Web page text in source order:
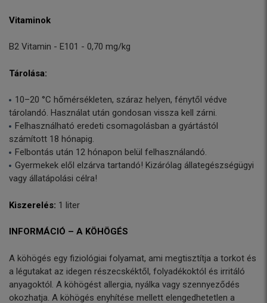
Vitaminok
B2 Vitamin - E101 - 0,70 mg/kg
Tárolása:
10–20 °C hőmérsékleten, száraz helyen, fénytől védve
tárolandó. Használat után gondosan vissza kell zárni.
Felhasználható eredeti csomagolásban a gyártástól
számított 18 hónapig.
Felbontás után 12 hónapon belül felhasználandó.
Gyermekek elől elzárva tartandó! Kizárólag állategészségügyi
vagy állatápolási célra!
Kiszerelés: 1 liter
INFORMÁCIÓ – A KÖHÖGÉS
A köhögés egy fiziológiai folyamat, ami megtisztítja a torkot és
a légutakat az idegen részecskéktől, folyadékoktól és irritáló
anyagoktól. A köhögést allergia, nyálka vagy szennyeződés
okozhatja. A köhögés enyhítése mellett elengedhetetlen a